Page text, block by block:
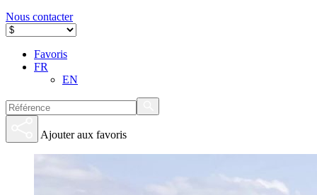
Nous contacter
Favoris
FR
EN
Ajouter aux favoris